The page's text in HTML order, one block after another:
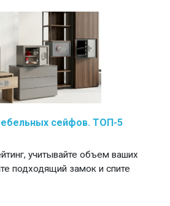
сейфов. ТОП-5
учитывайте объем ваших
подходящий замок и спите